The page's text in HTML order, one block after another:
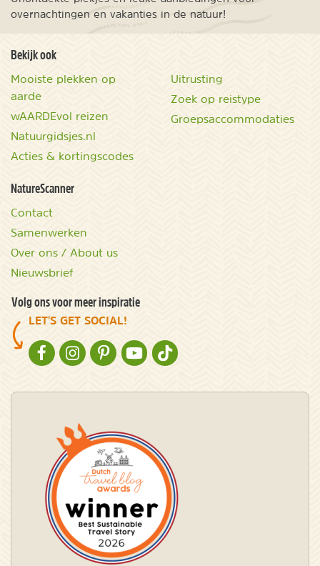
overnachtingen en vakanties in de natuur!
Bekijk ook
Mooiste plekken op
aarde
wAARDEvol reizen
Natuurgidsjes.nl
Acties & kortingscodes
Uitrusting
Zoek op reistype
Groepsaccommodaties
NatureScanner
Contact
Samenwerken
Over ons / About us
Nieuwsbrief
Volg ons voor meer inspiratie
LET'S GET SOCIAL!
NATURESCANNER OP FACEBOOK
NATURESCANNER OP INSTAGRAM
NATURESCANNER OP PINTEREST
NATURESCANNER OP YOUTUBE
NATURESCANNER OP TIKTOK